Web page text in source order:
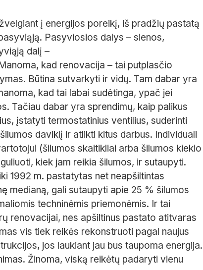
į energijos poreikį, iš pradžių pastatą
Pasyviosios dalys – sienos,
dalį –
kad renovacija – tai putplasčio
Būtina sutvarkyti ir vidų. Tam dabar yra
kad tai labai sudėtinga, ypač jei
Tačiau dabar yra sprendimų, kaip palikus
įstatyti termostatinius ventilius, suderinti
daviklį ir atlikti kitus darbus. Individuali
(šilumos skaitikliai arba šilumos kiekio
kiek jam reikia šilumos, ir sutaupyti.
1992 m. pastatytas net neapšiltintas
medianą, gali sutaupyti apie 25 % šilumos
techninėmis priemonėmis. Ir tai
renovacijai, nes apšiltinus pastato atitvaras
vis tiek reikės rekonstruoti pagal naujus
jos laukiant jau bus taupoma energija.
Žinoma, viską reikėtų padaryti vienu